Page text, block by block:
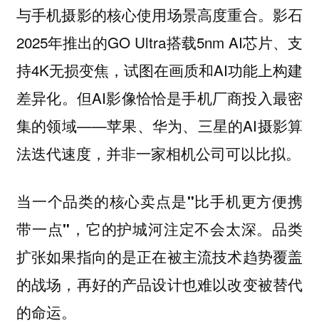
与手机摄影的核心使用场景高度重合。影石
2025年推出的GO Ultra搭载5nm AI芯片、支
持4K无损变焦，试图在画质和AI功能上构建
差异化。但AI影像恰恰是手机厂商投入最密
集的领域——苹果、华为、三星的AI摄影算
法迭代速度，并非一家相机公司可以比拟。
当一个品类的核心卖点是"比手机更方便携
带一点"，它的护城河注定不会太深。品类
扩张如果指向的是正在被主流技术趋势覆盖
的战场，再好的产品设计也难以改变被替代
的命运。